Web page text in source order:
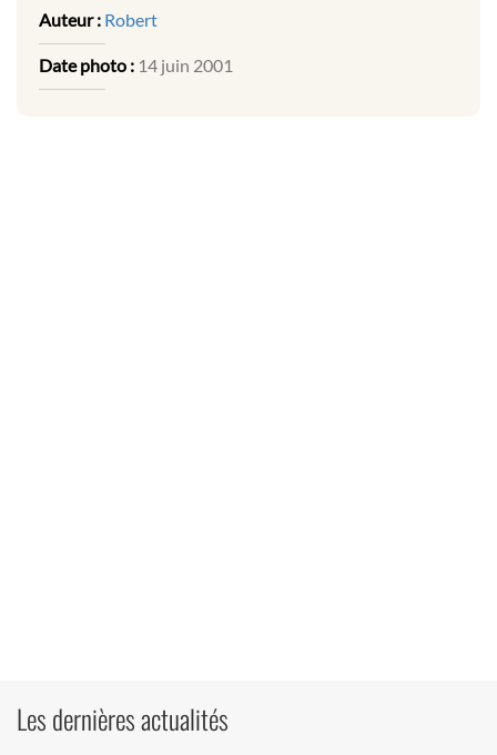
Auteur : Robert
Date photo : 14 juin 2001
Les dernières actualités